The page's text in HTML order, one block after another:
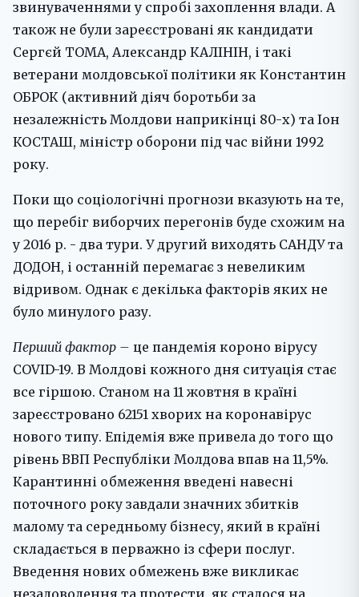
звинуваченнями у спробі захоплення влади. А
також не були зареєстровані як кандидати
Сергєй ТОМА, Александр КАЛІНІН, і такі
ветерани молдовської політики як Константин
ОБРОК (активний діяч боротьби за
незалежність Молдови наприкінці 80-х) та Іон
КОСТАШ, міністр оборони під час війни 1992
року.
Поки що соціологічні прогнози вказують на те,
що перебіг виборчих перегонів буде схожим на
у 2016 р. - два тури. У другий виходять САНДУ та
ДОДОН, і останній перемагає з невеликим
відривом. Однак є декілька факторів яких не
було минулого разу.
Перший фактор – це пандемія короно вірусу
COVID-19. В Молдові кожного дня ситуація стає
все гіршою. Станом на 11 жовтня в країні
зареєстровано 62151 хворих на коронавірус
нового типу. Епідемія вже привела до того що
рівень ВВП Республіки Молдова впав на 11,5%.
Карантинні обмеження введені навесні
поточного року завдали значних збитків
малому та середньому бізнесу, який в країні
складається в перважно із сфери послуг.
Введення нових обмежень вже викликає